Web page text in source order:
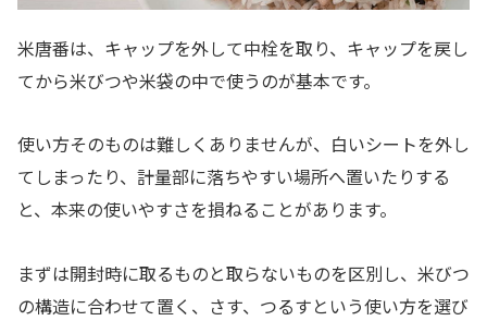
米唐番は、キャップを外して中栓を取り、キャップを戻し
てから米びつや米袋の中で使うのが基本です。
使い方そのものは難しくありませんが、白いシートを外し
てしまったり、計量部に落ちやすい場所へ置いたりする
と、本来の使いやすさを損ねることがあります。
まずは開封時に取るものと取らないものを区別し、米びつ
の構造に合わせて置く、さす、つるすという使い方を選び